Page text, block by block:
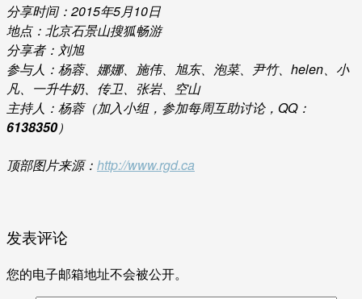
分享时间：2015年5月10日
地点：北京石景山搜狐畅游
分享者：刘旭
参与人：杨蓉、娜娜、施伟、旭东、泡菜、尹竹、helen、小
凡、一升牛奶、传卫、张岩、空山
主持人：杨蓉（加入小组，参加每周互助讨论，QQ：
6138350）
顶部图片来源： http://www.rgd.ca
发表评论
您的电子邮箱地址不会被公开。